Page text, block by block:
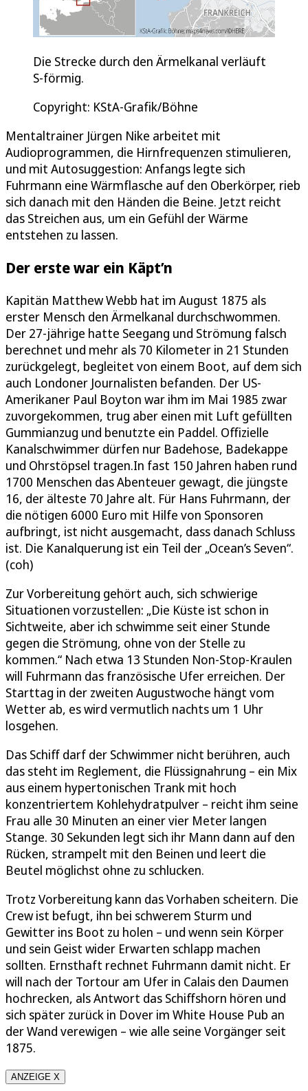
Die Strecke durch den Ärmelkanal verläuft
S-förmig.
Copyright: KStA-Grafik/Böhne
Mentaltrainer Jürgen Nike arbeitet mit
Audioprogrammen, die Hirnfrequenzen stimulieren,
und mit Autosuggestion: Anfangs legte sich
Fuhrmann eine Wärmflasche auf den Oberkörper, rieb
sich danach mit den Händen die Beine. Jetzt reicht
das Streichen aus, um ein Gefühl der Wärme
entstehen zu lassen.
Der erste war ein Käpt’n
Kapitän Matthew Webb hat im August 1875 als
erster Mensch den Ärmelkanal durchschwommen.
Der 27-jährige hatte Seegang und Strömung falsch
berechnet und mehr als 70 Kilometer in 21 Stunden
zurückgelegt, begleitet von einem Boot, auf dem sich
auch Londoner Journalisten befanden. Der US-
Amerikaner Paul Boyton war ihm im Mai 1985 zwar
zuvorgekommen, trug aber einen mit Luft gefüllten
Gummianzug und benutzte ein Paddel. Offizielle
Kanalschwimmer dürfen nur Badehose, Badekappe
und Ohrstöpsel tragen.In fast 150 Jahren haben rund
1700 Menschen das Abenteuer gewagt, die jüngste
16, der älteste 70 Jahre alt. Für Hans Fuhrmann, der
die nötigen 6000 Euro mit Hilfe von Sponsoren
aufbringt, ist nicht ausgemacht, dass danach Schluss
ist. Die Kanalquerung ist ein Teil der „Ocean’s Seven“.
(coh)
Zur Vorbereitung gehört auch, sich schwierige
Situationen vorzustellen: „Die Küste ist schon in
Sichtweite, aber ich schwimme seit einer Stunde
gegen die Strömung, ohne von der Stelle zu
kommen.“ Nach etwa 13 Stunden Non-Stop-Kraulen
will Fuhrmann das französische Ufer erreichen. Der
Starttag in der zweiten Augustwoche hängt vom
Wetter ab, es wird vermutlich nachts um 1 Uhr
losgehen.
Das Schiff darf der Schwimmer nicht berühren, auch
das steht im Reglement, die Flüssignahrung – ein Mix
aus einem hypertonischen Trank mit hoch
konzentriertem Kohlehydratpulver – reicht ihm seine
Frau alle 30 Minuten an einer vier Meter langen
Stange. 30 Sekunden legt sich ihr Mann dann auf den
Rücken, strampelt mit den Beinen und leert die
Beutel möglichst ohne zu schlucken.
Trotz Vorbereitung kann das Vorhaben scheitern. Die
Crew ist befugt, ihn bei schwerem Sturm und
Gewitter ins Boot zu holen – und wenn sein Körper
und sein Geist wider Erwarten schlapp machen
sollten. Ernsthaft rechnet Fuhrmann damit nicht. Er
will nach der Tortour am Ufer in Calais den Daumen
hochrecken, als Antwort das Schiffshorn hören und
sich später zurück in Dover im White House Pub an
der Wand verewigen – wie alle seine Vorgänger seit
1875.
ANZEIGE X